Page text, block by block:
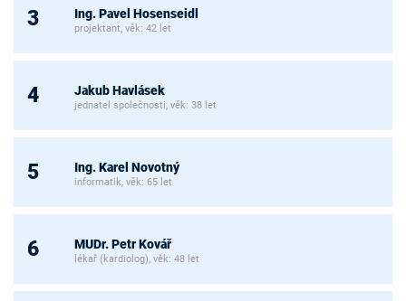
3 Ing. Pavel Hosenseidl
projektant, věk: 42 let
4 Jakub Havlásek
jednatel společnosti, věk: 38 let
5 Ing. Karel Novotný
informatik, věk: 65 let
6 MUDr. Petr Kovář
lékař (kardiolog), věk: 48 let